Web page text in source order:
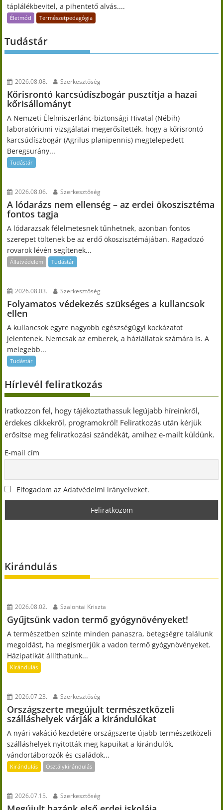
táplálékbevitel, a pihentető alvás....
Életmód Természetpedagógia
Tudástár
2026.08.08. Szerkesztőség
Kőrisrontó karcsúdíszbogár pusztítja a hazai
kőrisállományt
A Nemzeti Élelmiszerlánc-biztonsági Hivatal (Nébih)
laboratóriumi vizsgálatai megerősítették, hogy a kőrisrontó
karcsúdíszbogár (Agrilus planipennis) megtelepedett
Beregsurány...
Tudástár
2026.08.06. Szerkesztőség
A lódarázs nem ellenség – az erdei ökoszisztéma
fontos tagja
A lódarazsak félelmetesnek tűnhetnek, azonban fontos
szerepet töltenek be az erdő ökoszisztémájában. Ragadozó
rovarok lévén segítenek...
Állatvédelem Tudástár
2026.08.03. Szerkesztőség
Folyamatos védekezés szükséges a kullancsok
ellen
A kullancsok egyre nagyobb egészségügyi kockázatot
jelentenek. Nemcsak az emberek, a háziállatok számára is. A
melegebb...
Tudástár
Hírlevél feliratkozás
Iratkozzon fel, hogy tájékoztathassuk legújabb híreinkről,
érdekes cikkekről, programokról! Feliratkozás után kérjük
erősítse meg feliratkozási szándékát, amihez e-mailt küldünk.
E-mail cím
Elfogadom az Adatvédelmi irányelveket.
Kirándulás
2026.08.02. Szalontai Kriszta
Gyűjtsünk vadon termő gyógynövényeket!
A természetben szinte minden panaszra, betegségre találunk
megoldást, ha megismerjük a vadon termő gyógynövényeket.
Házipatikát állíthatunk...
Kirándulás
2026.07.23. Szerkesztőség
Országszerte megújult természetközeli
szálláshelyek várják a kirándulókat
A nyári vakáció kezdetére országszerte újabb természetközeli
szálláshelyek nyitották meg kapuikat a kirándulók,
vándortáborozók és családok...
Kirándulás Osztálykirándulás
2026.07.15. Szerkesztőség